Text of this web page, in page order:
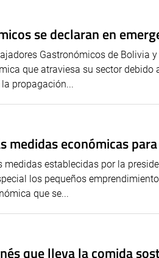
se declaran en
Gastronómicos de Bolivia
que atraviesa su sector
propagación...
medidas económicas
medidas establecidas por la
los pequeños
que se...
que lleva la comida